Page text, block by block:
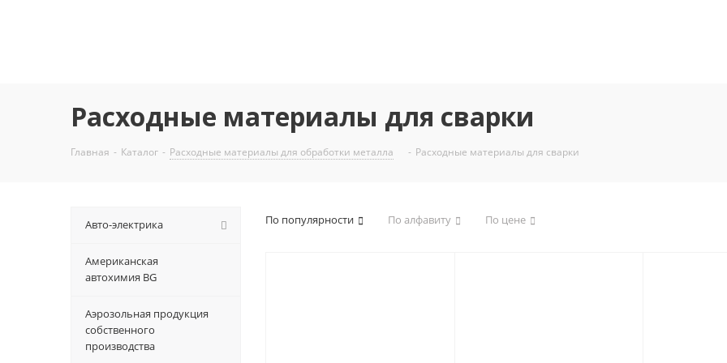
Расходные материалы для сварки
Главная - Каталог - Расходные материалы для обработки металла - Расходные материалы для сварки
По популярности По алфавиту По цене
Авто-электрика
Американская
автохимия BG
Аэрозольная продукция
собственного
производства